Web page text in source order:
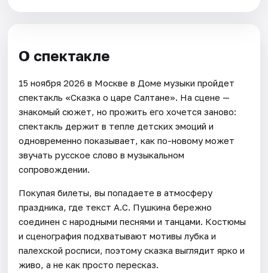
О спектакле
15 ноября 2026 в Москве в Доме музыки пройдет
спектакль «Сказка о царе Салтане». На сцене —
знакомый сюжет, но прожить его хочется заново:
спектакль держит в тепле детских эмоций и
одновременно показывает, как по-новому может
звучать русское слово в музыкальном
сопровождении.
Покупая билеты, вы попадаете в атмосферу
праздника, где текст А.С. Пушкина бережно
соединен с народными песнями и танцами. Костюмы
и сценография подхватывают мотивы лубка и
палехской росписи, поэтому сказка выглядит ярко и
живо, а не как просто пересказ.